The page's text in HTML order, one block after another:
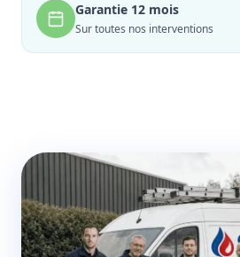
Garantie 12 mois
Sur toutes nos interventions